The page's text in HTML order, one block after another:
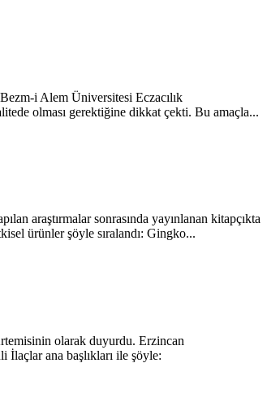
i Alem Üniversitesi Eczacılık
olması gerektiğine dikkat çekti. Bu amaçla...
araştırmalar sonrasında yayınlanan kitapçıkta
ürünler şöyle sıralandı: Gingko...
olarak duyurdu. Erzincan
ana başlıkları ile şöyle: